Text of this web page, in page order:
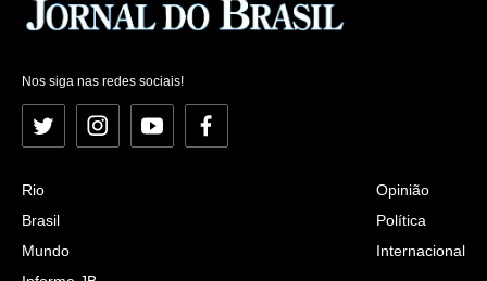
Nos siga nas redes sociais!
Twitter InstagramYouTubeFacebook
Rio
Brasil
Mundo
Opinião
Política
Internacional